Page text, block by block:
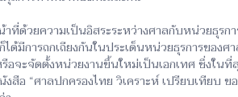
ด้วยความเป็นอิสระระหว่างศาลกับหน่วยธุรกา
มีการถกเถียงกันในประเด็นหน่วยธุรการของศ
อจะจัดตั้งหน่วยงานขึ้นใหม่เป็นเอกเทศ ซึ่งในที่
“ศาลปกครองไทย วิเคราะห์ เปรียบเทียบ ขอ